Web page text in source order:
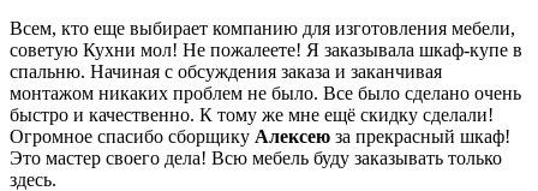
Всем, кто еще выбирает компанию для изготовления мебели,
советую Кухни мол! Не пожалеете! Я заказывала шкаф-купе в
спальню. Начиная с обсуждения заказа и заканчивая
монтажом никаких проблем не было. Все было сделано очень
быстро и качественно. К тому же мне ещё скидку сделали!
Огромное спасибо сборщику Алексею за прекрасный шкаф!
Это мастер своего дела! Всю мебель буду заказывать только
здесь.